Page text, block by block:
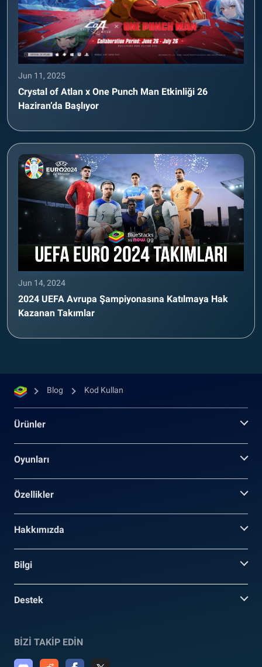
Jun 11, 2025
Crystal of Atlan x One Punch Man Etkinliği 26
Haziran’da Başlıyor
Jun 14, 2024
2024 UEFA Avrupa Şampiyonasına Katılmaya Hak
Kazanan Takımlar
Blog Kod Kullan
Ürünler
Oyunları
Özellikler
Hakkımızda
Bilgi
Destek
BİZİ TAKİP EDİN